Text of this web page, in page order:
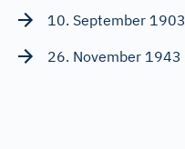
10. September 1903
26. November 1943